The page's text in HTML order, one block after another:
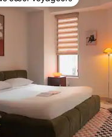
cœur voyageurs les plus